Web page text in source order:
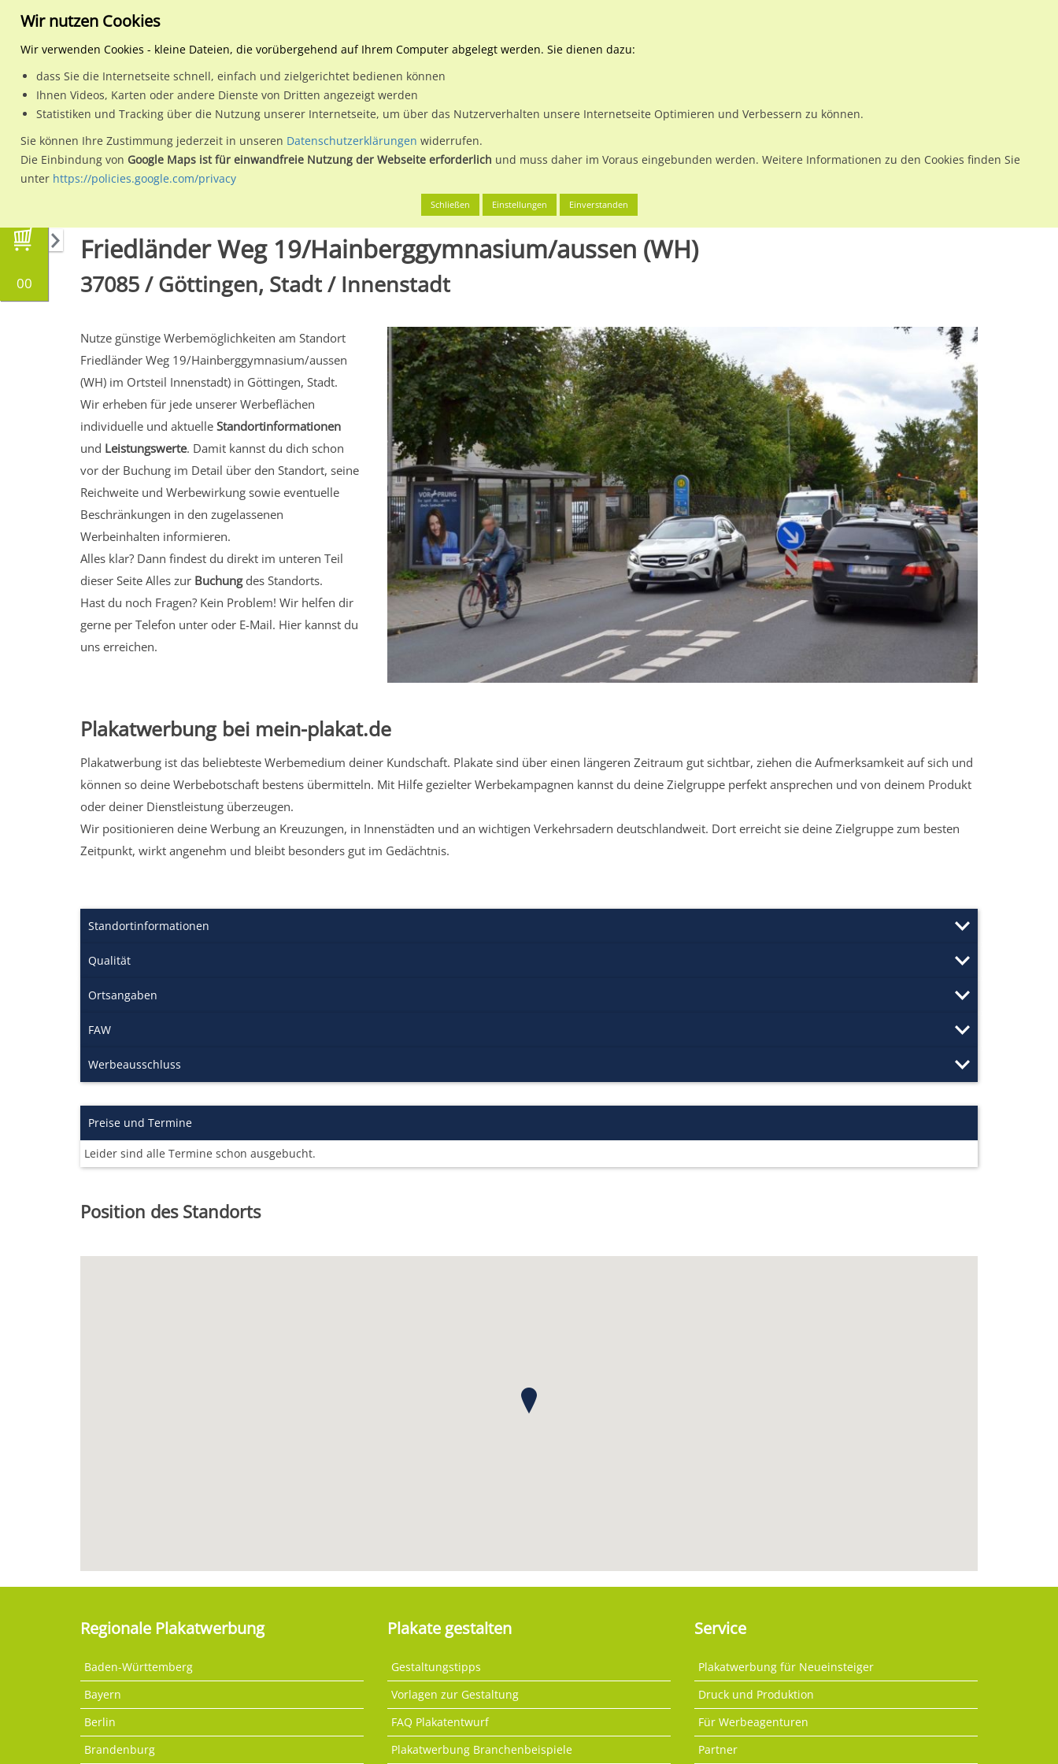
Planen & Buchen Plakatwerbung
Wähle den Werbestandort:
00
Friedländer Weg 19/Hainberggymnasium/aussen (WH)
Friedländer Weg 19/Hainberggymnasium/aussen (WH)
37085 / Göttingen, Stadt / Innenstadt
Nutze günstige Werbemöglichkeiten am Standort
Friedländer Weg 19/Hainberggymnasium/aussen
(WH) im Ortsteil Innenstadt) in Göttingen, Stadt.
Wir erheben für jede unserer Werbeflächen
individuelle und aktuelle Standortinformationen
und Leistungswerte. Damit kannst du dich schon
vor der Buchung im Detail über den Standort, seine
Reichweite und Werbewirkung sowie eventuelle
Beschränkungen in den zugelassenen
Werbeinhalten informieren.
Alles klar? Dann findest du direkt im unteren Teil
dieser Seite Alles zur Buchungdes Standorts.
Hast du noch Fragen? Kein Problem! Wir helfen dir
gerne per Telefon unter oder E-Mail. Hier kannst du
uns erreichen.
Plakatwerbung bei mein-plakat.de
Plakatwerbung ist das beliebteste Werbemedium deiner Kundschaft. Plakate sind über einen längeren Zeitraum gut sichtbar, ziehen die Aufmerksamkeit auf sich und
können so deine Werbebotschaft bestens übermitteln. Mit Hilfe gezielter Werbekampagnen kannst du deine Zielgruppe perfekt ansprechen und von deinem Produkt
oder deiner Dienstleistung überzeugen.
Wir positionieren deine Werbung an Kreuzungen, in Innenstädten und an wichtigen Verkehrsadern deutschlandweit. Dort erreicht sie deine Zielgruppe zum besten
Zeitpunkt, wirkt angenehm und bleibt besonders gut im Gedächtnis.
Standortinformationen
Qualität
Ortsangaben
FAW
Werbeausschluss
Preise und Termine
Leider sind alle Termine schon ausgebucht.
Position des Standorts
Regionale Plakatwerbung
Baden-Württemberg
Bayern
Berlin
Brandenburg
Plakate gestalten
Gestaltungstipps
Vorlagen zur Gestaltung
FAQ Plakatentwurf
Plakatwerbung Branchenbeispiele
Service
Plakatwerbung für Neueinsteiger
Druck und Produktion
Für Werbeagenturen
Partner
Wir nutzen Cookies
Wir verwenden Cookies - kleine Dateien, die vorübergehend auf Ihrem Computer abgelegt werden. Sie dienen dazu:
dass Sie die Internetseite schnell, einfach und zielgerichtet bedienen können
Ihnen Videos, Karten oder andere Dienste von Dritten angezeigt werden
Statistiken und Tracking über die Nutzung unserer Internetseite, um über das Nutzerverhalten unsere Internetseite Optimieren und Verbessern zu können.
Sie können Ihre Zustimmung jederzeit in unseren Datenschutzerklärungen widerrufen.
Die Einbindung von Google Maps ist für einwandfreie Nutzung der Webseite erforderlich und muss daher im Voraus eingebunden werden. Weitere Informationen zu den Cookies finden Sie
unter https://policies.google.com/privacy
Schließen Einstellungen Einverstanden